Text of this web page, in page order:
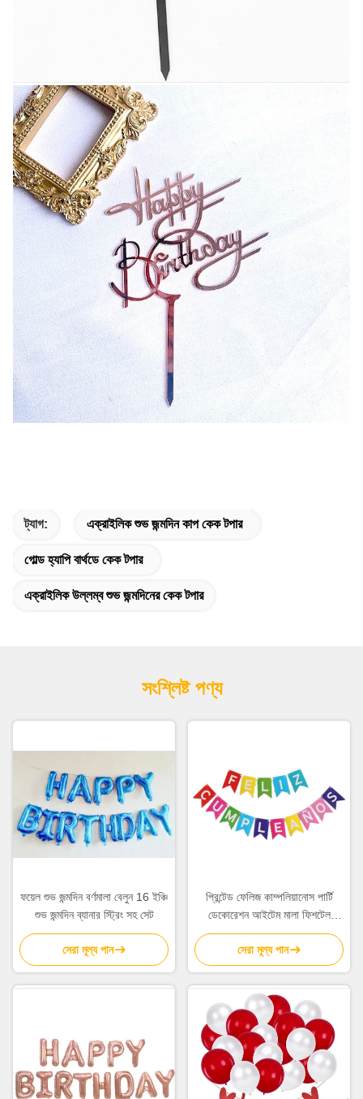
ট্যাগ: এক্রাইলিক শুভ জন্মদিন কাপ কেক টপার
গোল্ড হ্যাপি বার্থডে কেক টপার
এক্রাইলিক উল্লম্ব শুভ জন্মদিনের কেক টপার
সংশ্লিষ্ট পণ্য
ফয়েল শুভ জন্মদিন বর্ণমালা বেলুন 16 ইঞ্চি
শুভ জন্মদিন ব্যানার স্ট্রিং সহ সেট
সেরা মূল্য পান
প্রিন্টেড ফেলিজ কাম্পলিয়ানোস পার্টি
ডেকোরেশন আইটেম মালা ফিশটেল
সোয়ালো টেইল্ড পতাকা
সেরা মূল্য পান